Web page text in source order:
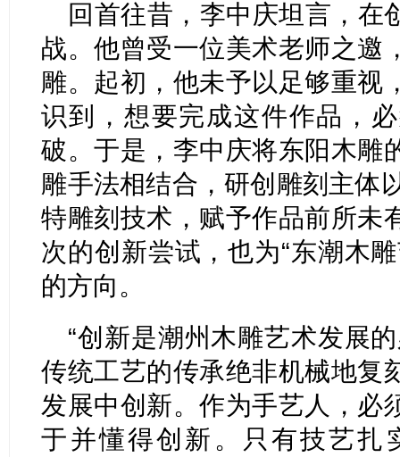
回首往昔，李中庆坦言，在
战。他曾受一位美术老师之邀
雕。起初，他未予以足够重视
识到，想要完成这件作品，
破。于是，李中庆将东阳木雕
雕手法相结合，研创雕刻主体
特雕刻技术，赋予作品前所未
次的创新尝试，也为“东潮木
的方向。
“创新是潮州木雕艺术发展
传统工艺的传承绝非机械地复
发展中创新。作为手艺人，必
于并懂得创新。只有技艺扎